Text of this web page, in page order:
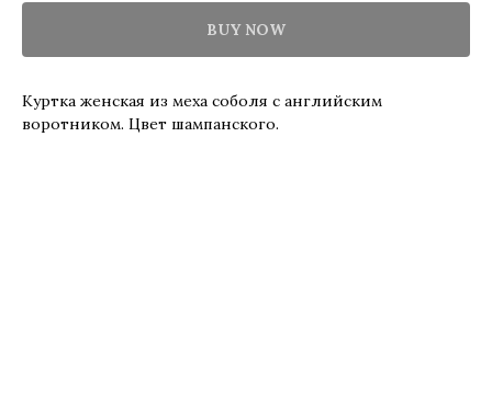
BUY NOW
Куртка женская из меха соболя с английским
воротником. Цвет шампанского.